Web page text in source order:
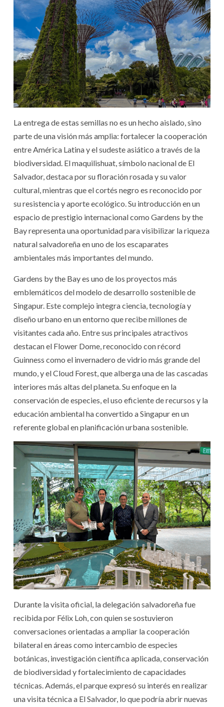
La entrega de estas semillas no es un hecho aislado, sino
parte de una visión más amplia: fortalecer la cooperación
entre América Latina y el sudeste asiático a través de la
biodiversidad. El maquilishuat, símbolo nacional de El
Salvador, destaca por su floración rosada y su valor
cultural, mientras que el cortés negro es reconocido por
su resistencia y aporte ecológico. Su introducción en un
espacio de prestigio internacional como Gardens by the
Bay representa una oportunidad para visibilizar la riqueza
natural salvadoreña en uno de los escaparates
ambientales más importantes del mundo.
Gardens by the Bay es uno de los proyectos más
emblemáticos del modelo de desarrollo sostenible de
Singapur. Este complejo integra ciencia, tecnología y
diseño urbano en un entorno que recibe millones de
visitantes cada año. Entre sus principales atractivos
destacan el Flower Dome, reconocido con récord
Guinness como el invernadero de vidrio más grande del
mundo, y el Cloud Forest, que alberga una de las cascadas
interiores más altas del planeta. Su enfoque en la
conservación de especies, el uso eficiente de recursos y la
educación ambiental ha convertido a Singapur en un
referente global en planificación urbana sostenible.
Durante la visita oficial, la delegación salvadoreña fue
recibida por Félix Loh, con quien se sostuvieron
conversaciones orientadas a ampliar la cooperación
bilateral en áreas como intercambio de especies
botánicas, investigación científica aplicada, conservación
de biodiversidad y fortalecimiento de capacidades
técnicas. Además, el parque expresó su interés en realizar
una visita técnica a El Salvador, lo que podría abrir nuevas